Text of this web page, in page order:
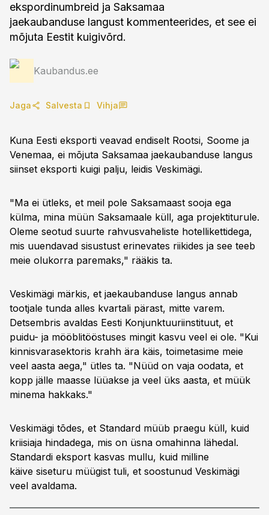
ekspordinumbreid ja Saksamaa
jaekaubanduse langust kommenteerides, et see ei
mõjuta Eestit kuigivõrd.
Kaubandus.ee
Jaga Salvesta Vihja
Kuna Eesti eksporti veavad endiselt Rootsi, Soome ja
Venemaa, ei mõjuta Saksamaa jaekaubanduse langus
siinset eksporti kuigi palju, leidis Veskimägi.
"Ma ei ütleks, et meil pole Saksamaast sooja ega
külma, mina müün Saksamaale küll, aga projektiturule.
Oleme seotud suurte rahvusvaheliste hotellikettidega,
mis uuendavad sisustust erinevates riikides ja see teeb
meie olukorra paremaks," rääkis ta.
Veskimägi märkis, et jaekaubanduse langus annab
tootjale tunda alles kvartali pärast, mitte varem.
Detsembris avaldas Eesti Konjunktuuriinstituut, et
puidu- ja mööblitööstuses mingit kasvu veel ei ole. "Kui
kinnisvarasektoris krahh ära käis, toimetasime meie
veel aasta aega," ütles ta. "Nüüd on vaja oodata, et
kopp jälle maasse lüüakse ja veel üks aasta, et müük
minema hakkaks."
Veskimägi tõdes, et Standard müüb praegu küll, kuid
kriisiaja hindadega, mis on üsna omahinna lähedal.
Standardi eksport kasvas mullu, kuid milline
käive siseturu müügist tuli, et soostunud Veskimägi
veel avaldama.